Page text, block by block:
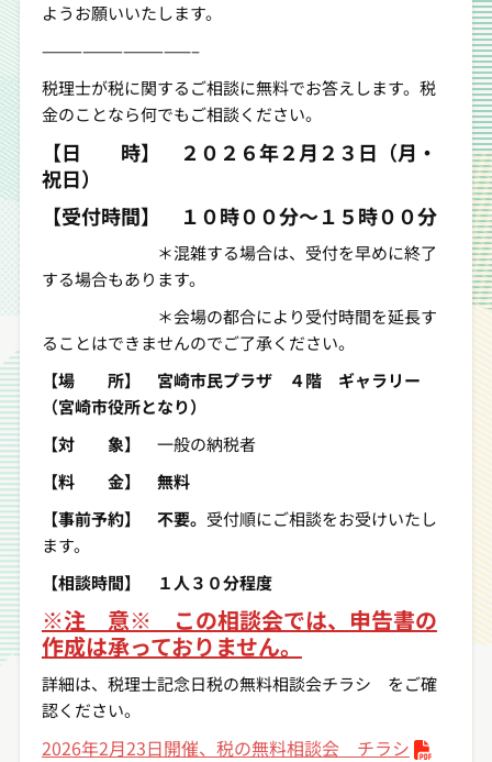
ようお願いいたします。
———————————–
税理士が税に関するご相談に無料でお答えします。税
金のことなら何でもご相談ください。
【日 時】
２０２６年２月２３日（月・
祝日）
【受付時間】 １０時００分～１５時００分
＊混雑する場合は、受付を早めに終了
する場合もあります。
＊会場の都合により受付時間を延長す
ることはできませんのでご了承ください。
【場 所】 宮崎市民プラザ ４階 ギャラリー
（宮崎市役所となり）
【対 象】
一般の納税者
【料 金】 無料
【事前予約】 不要。 受付順にご相談をお受けいたし
ます。
【相談時間】 １人３０分程度
※注 意※ この相談会では、申告書の
作成は承っておりません。
詳細は、税理士記念日税の無料相談会チラシ をご確
認ください。
2026年2月23日開催、税の無料相談会 チラシ